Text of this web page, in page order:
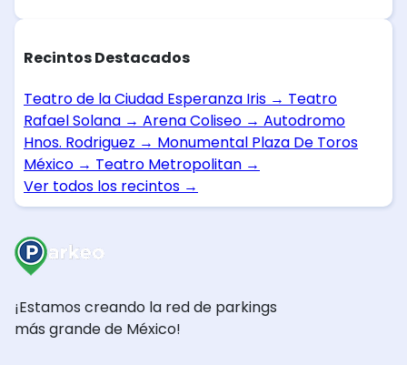
Recintos Destacados
Teatro de la Ciudad Esperanza Iris → Teatro
Rafael Solana → Arena Coliseo → Autodromo
Hnos. Rodriguez → Monumental Plaza De Toros
México → Teatro Metropolitan →
Ver todos los recintos →
¡Estamos creando la red de parkings
más grande de México!